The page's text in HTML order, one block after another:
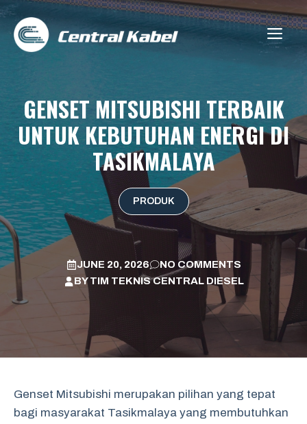
Skip
content
GENSET MITSUBISHI TERBAIK
UNTUK KEBUTUHAN ENERGI DI
TASIKMALAYA
PRODUK
JUNE 20, 2026
NO COMMENTS
BYTIM TEKNIS CENTRAL DIESEL
Genset Mitsubishi merupakan pilihan yang tepat
bagi masyarakat Tasikmalaya yang membutuhkan